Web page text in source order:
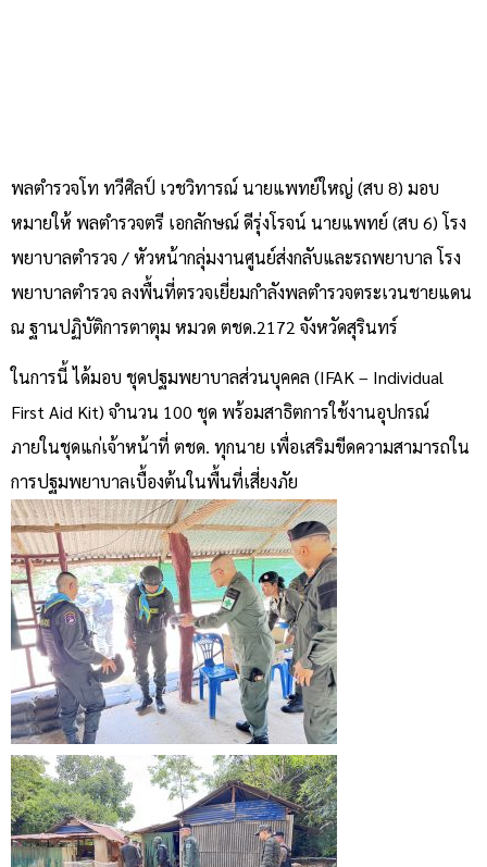
พลตำรวจโท ทวีศิลป์ เวชวิทารณ์ นายแพทย์ใหญ่ (สบ 8) มอบ
หมายให้ พลตำรวจตรี เอกลักษณ์ ดีรุ่งโรจน์ นายแพทย์ (สบ 6) โรง
พยาบาลตำรวจ / หัวหน้ากลุ่มงานศูนย์ส่งกลับและรถพยาบาล โรง
พยาบาลตำรวจ ลงพื้นที่ตรวจเยี่ยมกำลังพลตำรวจตระเวนชายแดน
ณ ฐานปฏิบัติการตาตุม หมวด ตชด.2172 จังหวัดสุรินทร์
ในการนี้ ได้มอบ ชุดปฐมพยาบาลส่วนบุคคล (IFAK – Individual
First Aid Kit) จำนวน 100 ชุด พร้อมสาธิตการใช้งานอุปกรณ์
ภายในชุดแก่เจ้าหน้าที่ ตชด. ทุกนาย เพื่อเสริมขีดความสามารถใน
การปฐมพยาบาลเบื้องต้นในพื้นที่เสี่ยงภัย